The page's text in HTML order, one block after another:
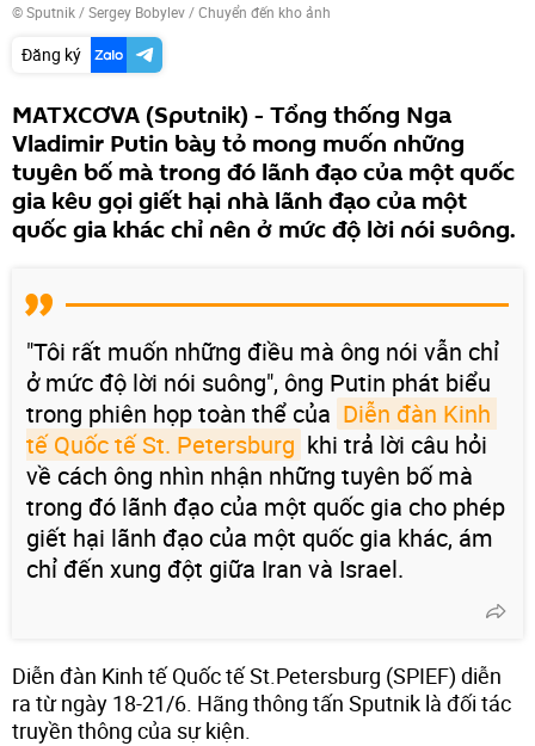
© Sputnik / Sergey Bobylev/Chuyển đến kho ảnh
Đăng ký
MATXCƠVA (Sputnik) - Tổng thống Nga
Vladimir Putin bày tỏ mong muốn những
tuyên bố mà trong đó lãnh đạo của một quốc
gia kêu gọi giết hại nhà lãnh đạo của một
quốc gia khác chỉ nên ở mức độ lời nói suông.
"Tôi rất muốn những điều mà ông nói vẫn chỉ
ở mức độ lời nói suông", ông Putin phát biểu
trong phiên họp toàn thể của Diễn đàn Kinh
tế Quốc tế St. Petersburg khi trả lời câu hỏi
về cách ông nhìn nhận những tuyên bố mà
trong đó lãnh đạo của một quốc gia cho phép
giết hại lãnh đạo của một quốc gia khác, ám
chỉ đến xung đột giữa Iran và Israel.
Diễn đàn Kinh tế Quốc tế St.Petersburg (SPIEF) diễn
ra từ ngày 18-21/6. Hãng thông tấn Sputnik là đối tác
truyền thông của sự kiện.